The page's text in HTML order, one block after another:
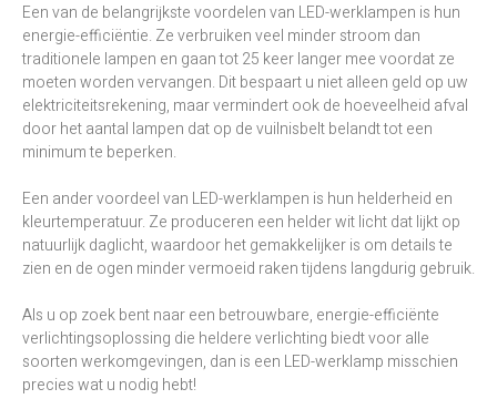
Een van de belangrijkste voordelen van LED-werklampen is hun
energie-efficiëntie. Ze verbruiken veel minder stroom dan
traditionele lampen en gaan tot 25 keer langer mee voordat ze
moeten worden vervangen. Dit bespaart u niet alleen geld op uw
elektriciteitsrekening, maar vermindert ook de hoeveelheid afval
door het aantal lampen dat op de vuilnisbelt belandt tot een
minimum te beperken.
Een ander voordeel van LED-werklampen is hun helderheid en
kleurtemperatuur. Ze produceren een helder wit licht dat lijkt op
natuurlijk daglicht, waardoor het gemakkelijker is om details te
zien en de ogen minder vermoeid raken tijdens langdurig gebruik.
Als u op zoek bent naar een betrouwbare, energie-efficiënte
verlichtingsoplossing die heldere verlichting biedt voor alle
soorten werkomgevingen, dan is een LED-werklamp misschien
precies wat u nodig hebt!